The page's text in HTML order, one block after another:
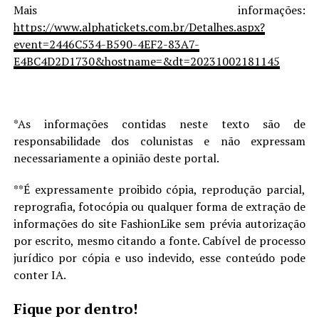
Mais informações:
https://www.alphatickets.com.br/Detalhes.aspx?
event=2446C534-B590-4EF2-83A7-
E4BC4D2D1730&hostname=&dt=20231002181145
*As informações contidas neste texto são de
responsabilidade dos colunistas e não expressam
necessariamente a opinião deste portal.
**É expressamente proibido cópia, reprodução parcial,
reprografia, fotocópia ou qualquer forma de extração de
informações do site FashionLike sem prévia autorização
por escrito, mesmo citando a fonte. Cabível de processo
jurídico por cópia e uso indevido, esse conteúdo pode
conter IA.
Fique por dentro!